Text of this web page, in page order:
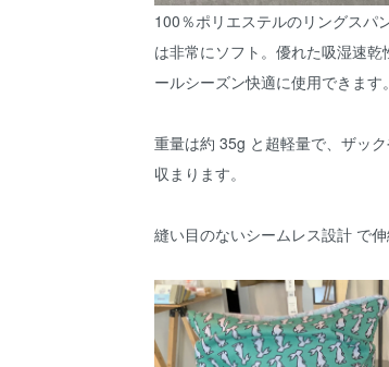
100％ポリエステルのリングスパ
は非常にソフト。優れた吸湿速
ールシーズン快適に使用できます。
重量は約 35g と超軽量で、ザッ
収まります。
縫い目のないシームレス設計 で